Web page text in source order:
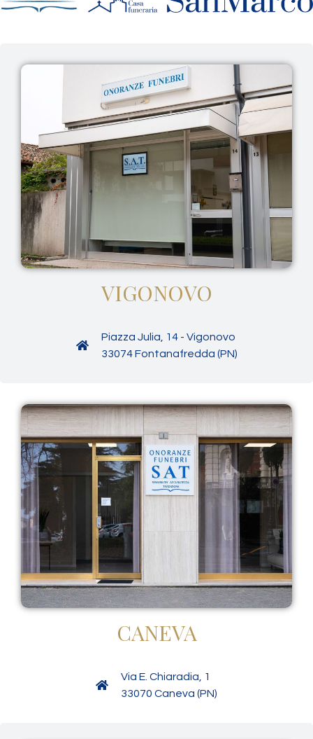
VIGONOVO
Piazza Julia, 14 - Vigonovo
33074 Fontanafredda (PN)
CANEVA
Via E. Chiaradia, 1
33070 Caneva (PN)